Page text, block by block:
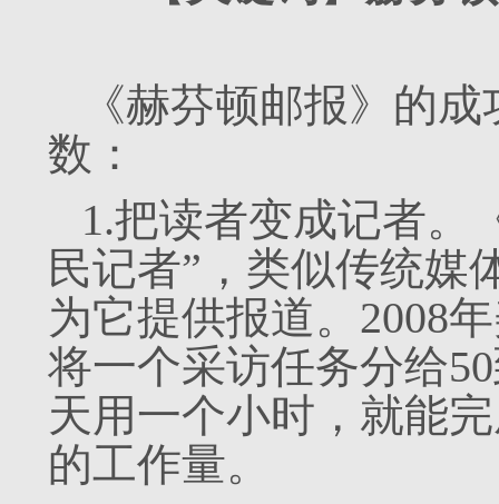
《赫芬顿邮报》的
数：
1.把读者变成记者。
民记者”，类似传统媒
为它提供报道。2008
将一个采访任务分给
天用一个小时，就能
的工作量。